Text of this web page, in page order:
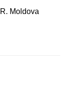
Moldova